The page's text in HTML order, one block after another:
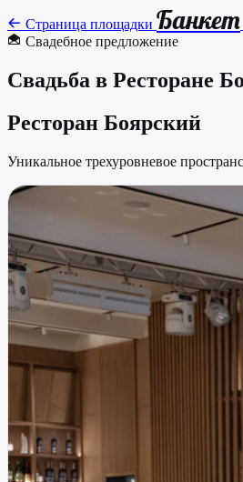
Страница площадки Банкет
Свадебное предложение
Свадьба в Ресторане
Ресторан Боярский
Уникальное трехуровневое